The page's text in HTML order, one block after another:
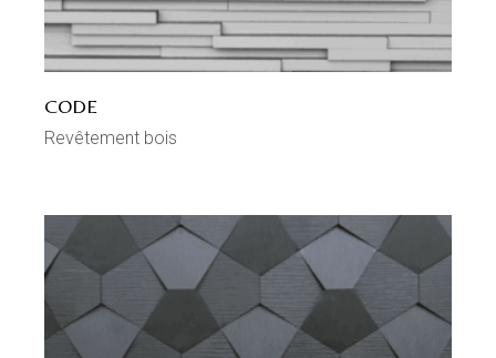
CODE
Revêtement bois